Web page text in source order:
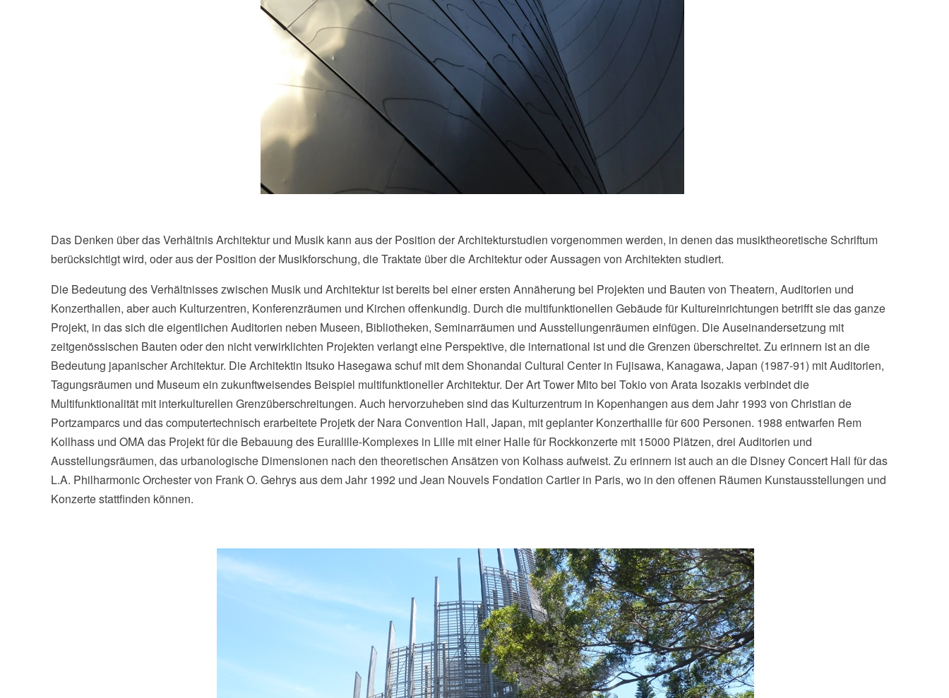
Das Denken über das Verhältnis Architektur und Musik kann aus der Position der Architekturstudien vorgenommen werden, in denen das musiktheoretische Schriftum
berücksichtigt wird, oder aus der Position der Musikforschung, die Traktate über die Architektur oder Aussagen von Architekten studiert.
Die Bedeutung des Verhältnisses zwischen Musik und Architektur ist bereits bei einer ersten Annäherung bei Projekten und Bauten von Theatern, Auditorien und
Konzerthallen, aber auch Kulturzentren, Konferenzräumen und Kirchen offenkundig. Durch die multifunktionellen Gebäude für Kultureinrichtungen betrifft sie das ganze
Projekt, in das sich die eigentlichen Auditorien neben Museen, Bibliotheken, Seminarräumen und Ausstellungenräumen einfügen. Die Auseinandersetzung mit
zeitgenössischen Bauten oder den nicht verwirklichten Projekten verlangt eine Perspektive, die international ist und die Grenzen überschreitet. Zu erinnern ist an die
Bedeutung japanischer Architektur. Die Architektin Itsuko Hasegawa schuf mit dem Shonandai Cultural Center in Fujisawa, Kanagawa, Japan (1987-91) mit Auditorien,
Tagungsräumen und Museum ein zukunftweisendes Beispiel multifunktioneller Architektur. Der Art Tower Mito bei Tokio von Arata Isozakis verbindet die
Multifunktionalität mit interkulturellen Grenzüberschreitungen. Auch hervorzuheben sind das Kulturzentrum in Kopenhangen aus dem Jahr 1993 von Christian de
Portzamparcs und das computertechnisch erarbeitete Projetk der Nara Convention Hall, Japan, mit geplanter Konzerthallle für 600 Personen. 1988 entwarfen Rem
Kollhass und OMA das Projekt für die Bebauung des Euralille-Komplexes in Lille mit einer Halle für Rockkonzerte mit 15000 Plätzen, drei Auditorien und
Ausstellungsräumen, das urbanologische Dimensionen nach den theoretischen Ansätzen von Kolhass aufweist. Zu erinnern ist auch an die Disney Concert Hall für das
L.A. Philharmonic Orchester von Frank O. Gehrys aus dem Jahr 1992 und Jean Nouvels Fondation Cartier in Paris, wo in den offenen Räumen Kunstausstellungen und
Konzerte stattfinden können.